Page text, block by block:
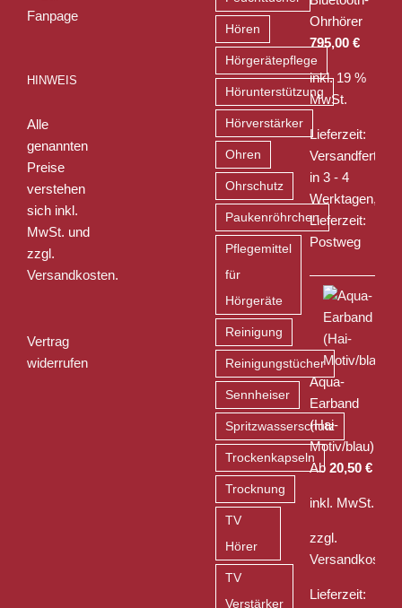
HINWEIS
Alle
genannten
Preise
verstehen
sich inkl.
MwSt. und
zzgl.
Versandkosten.
Vertrag
widerrufen
Hören
Hörgerätepflege
Hörunterstützung
Hörverstärker
Ohren
Ohrschutz
Paukenröhrchen
Pflegemittel
für
Hörgeräte
Reinigung
Reinigungstücher
Sennheiser
Spritzwasserschutz
Trockenkapseln
Trocknung
TV
Hörer
TV
Verstärker
Ohrhörer
795,00 €
inkl. 19 %
MwSt.
Lieferzeit:
Versandfertig
in 3 - 4
Werktagen,
Lieferzeit:
Postweg
Aqua-
Earband
(Hai-
Motiv/blau)
Ab 20,50 €
inkl. MwSt.
zzgl.
Versandkosten
Lieferzeit: